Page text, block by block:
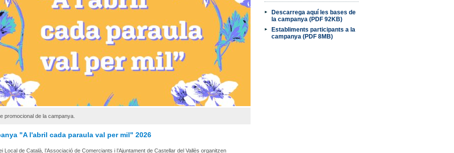
promocional de la campanya.
"A l'abril cada paraula val per mil" 2026
Local de Català, l’Associació de Comerciants i l’Ajuntament de Castellar del Vallès organitzen
Descarrega aquí les bases de
la campanya (PDF 92KB)
Establiments participants a la
campanya (PDF 8MB)